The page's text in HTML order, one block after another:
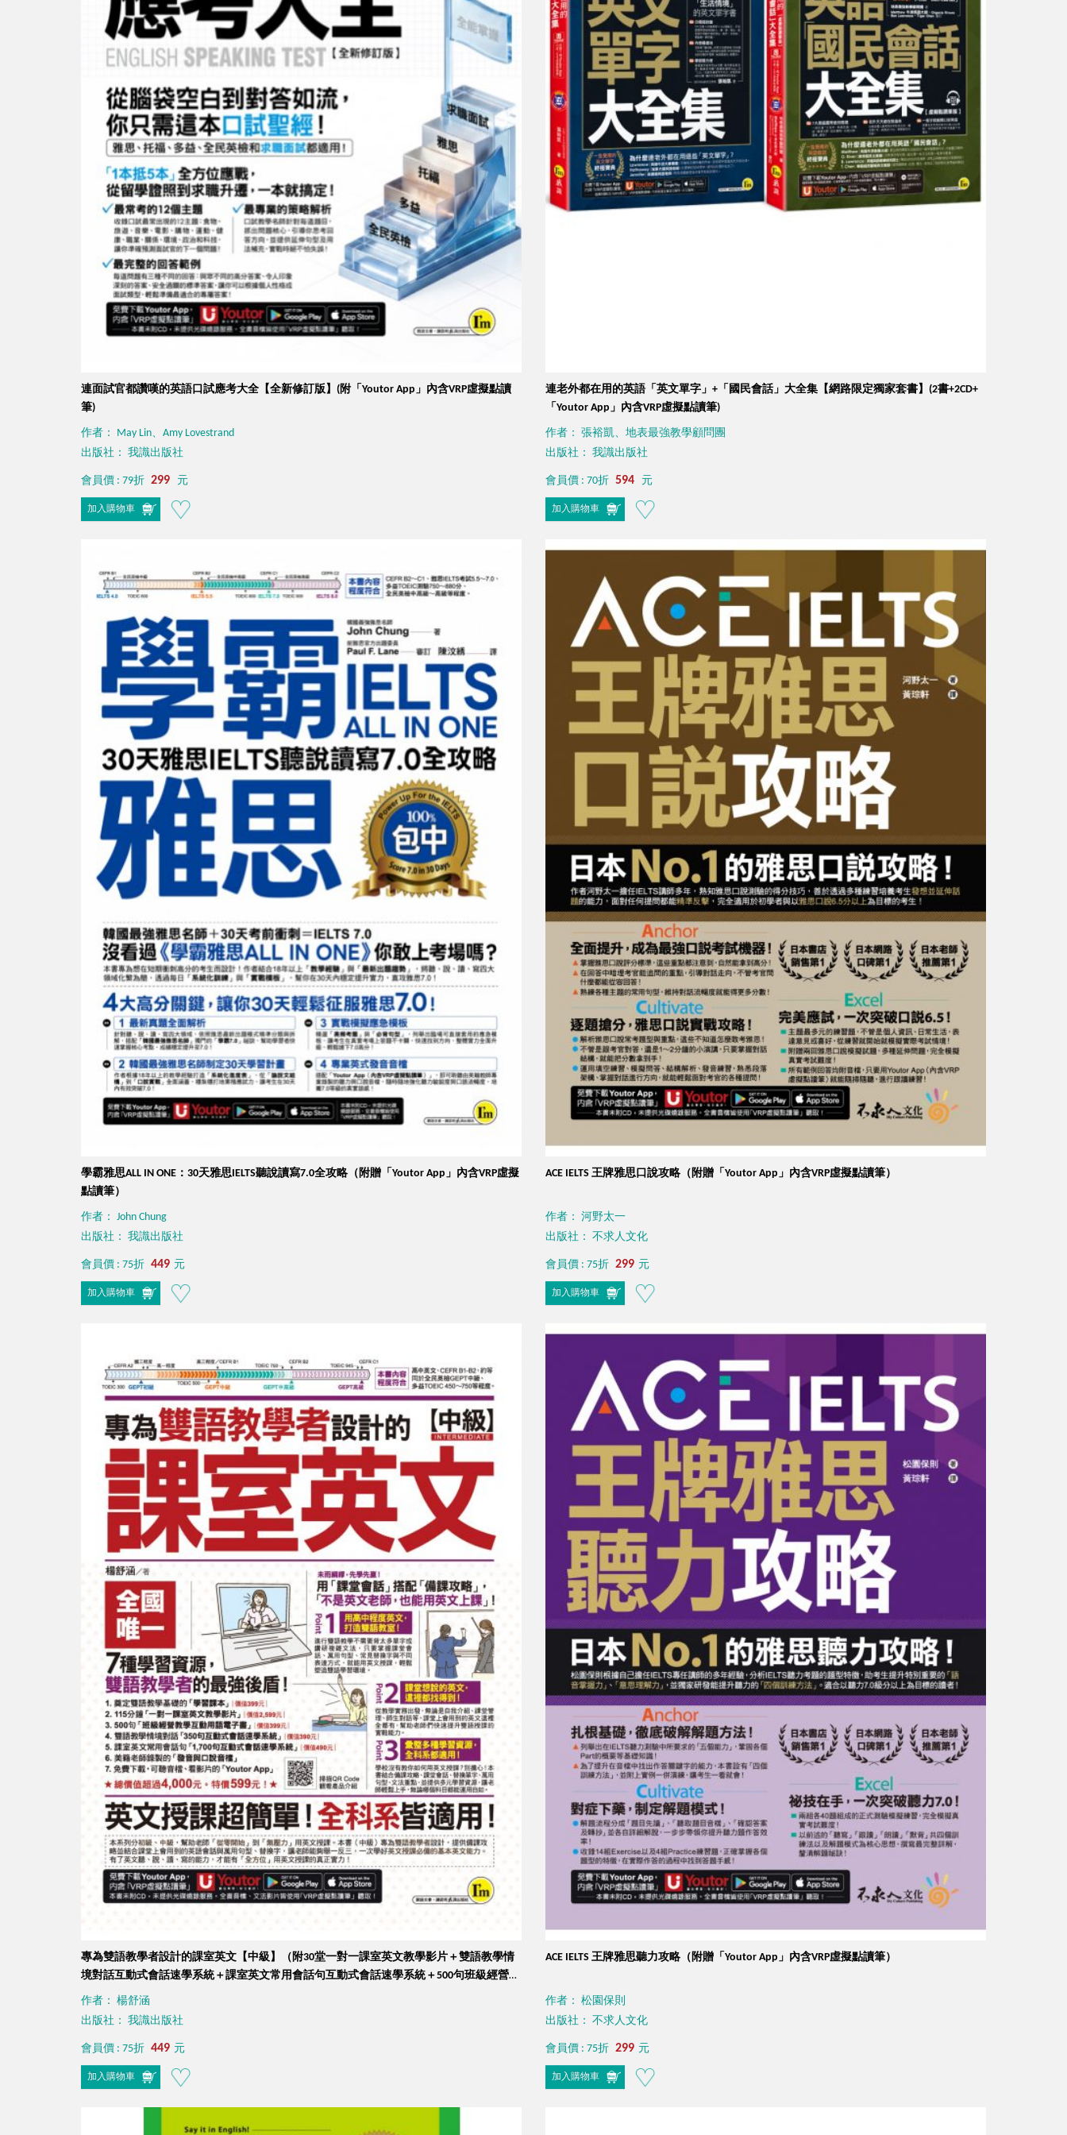
連面試官都讚嘆的英語口試應考大全【全新修訂版】(附「Youtor App」內含VRP虛擬點讀
筆)
作者： May Lin、Amy Lovestrand
出版社： 我識出版社
會員價 : 79折 299 元
加入購物車
連老外都在用的英語「英文單字」+「國民會話」大全集【網路限定獨家套書】(2書+2CD+
「Youtor App」內含VRP虛擬點讀筆)
作者： 張裕凱、地表最強教學顧問團
出版社： 我識出版社
會員價 : 70折 594 元
加入購物車
學霸雅思ALL IN ONE：30天雅思IELTS聽說讀寫7.0全攻略（附贈「Youtor App」內含VRP虛擬
點讀筆）
作者： John Chung
出版社： 我識出版社
會員價 : 75折 449 元
加入購物車
ACE IELTS 王牌雅思口說攻略（附贈「Youtor App」內含VRP虛擬點讀筆）
作者： 河野太一
出版社： 不求人文化
會員價 : 75折 299 元
加入購物車
專為雙語教學者設計的課室英文【中級】（附30堂一對一課室英文教學影片＋雙語教學情
境對話互動式會話速學系統＋課室英文常用會話句互動式會話速學系統＋500句班級經營教
學互動用語電子書＋「Youtor App」內含VRP虛擬點讀筆）
作者： 楊舒涵
出版社： 我識出版社
會員價 : 75折 449 元
加入購物車
ACE IELTS 王牌雅思聽力攻略（附贈「Youtor App」內含VRP虛擬點讀筆）
作者： 松園保則
出版社： 不求人文化
會員價 : 75折 299 元
加入購物車